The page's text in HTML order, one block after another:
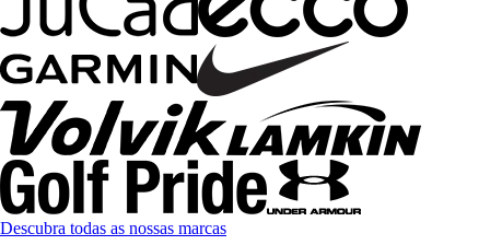
Descubra todas as nossas marcas